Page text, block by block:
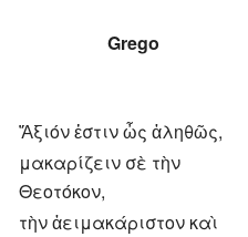
Grego
Ἄξιόν ἐστιν ὦς ἀληθῶς,
μακαρίζειν σὲ τὴν
Θεοτόκον,
τὴν ἀειμακάριστον καὶ